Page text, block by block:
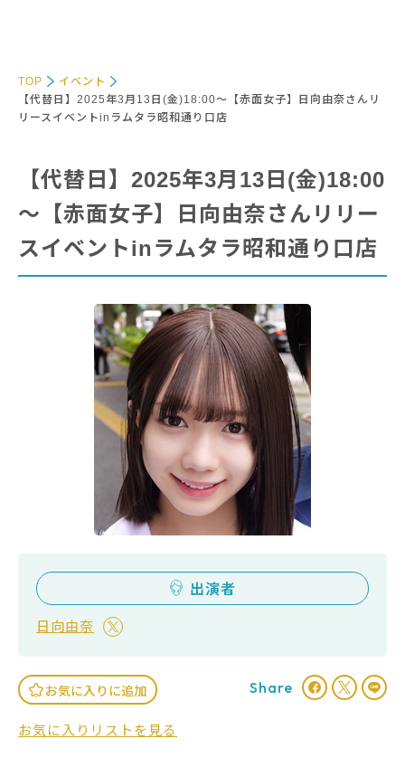
TOP
イベント
【代替日】2025年3月13日(金)18:00～【赤面女子】日向由奈さんリ
リースイベントinラムタラ昭和通り口店
【代替日】2025年3月13日(金)18:00
～【赤面女子】日向由奈さんリリー
スイベントinラムタラ昭和通り口店
出演者
日向由奈
お気に入りに追加
お気に入りリストを見る
Share